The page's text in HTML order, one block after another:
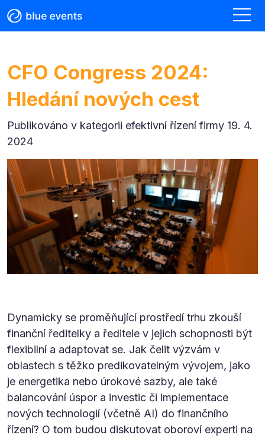
CFO Congress 2024:
Hledání nových cest
Publikováno v kategorii efektivní řízení firmy 19. 4.
2024
Dynamicky se proměňující prostředí trhu zkouší
finanční ředitelky a ředitele v jejich schopnosti být
flexibilní a adaptovat se. Jak čelit výzvám v
oblastech s těžko predikovatelným vývojem, jako
je energetika nebo úrokové sazby, ale také
balancování úspor a investic či implementace
nových technologií (včetně AI) do finančního
řízení? O tom budou diskutovat oboroví experti na